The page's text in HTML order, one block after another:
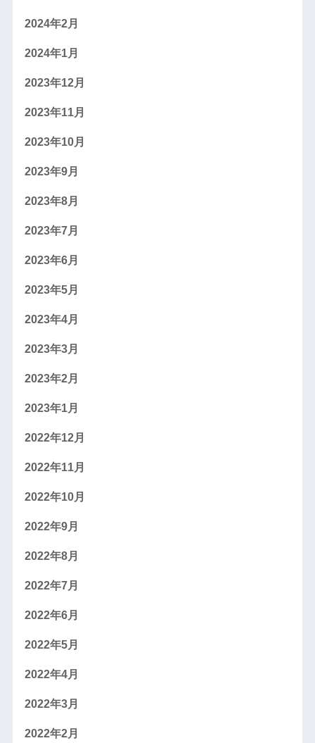
2024年2月
2024年1月
2023年12月
2023年11月
2023年10月
2023年9月
2023年8月
2023年7月
2023年6月
2023年5月
2023年4月
2023年3月
2023年2月
2023年1月
2022年12月
2022年11月
2022年10月
2022年9月
2022年8月
2022年7月
2022年6月
2022年5月
2022年4月
2022年3月
2022年2月